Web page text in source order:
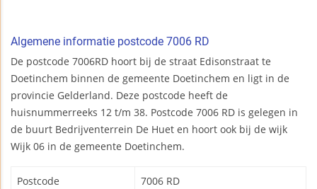
Algemene informatie postcode 7006 RD
De postcode 7006RD hoort bij de straat Edisonstraat te
Doetinchem binnen de gemeente Doetinchem en ligt in de
provincie Gelderland. Deze postcode heeft de
huisnummerreeks 12 t/m 38. Postcode 7006 RD is gelegen in
de buurt Bedrijventerrein De Huet en hoort ook bij de wijk
Wijk 06 in de gemeente Doetinchem.
Postcode 7006 RD